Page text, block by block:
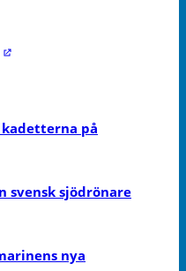
på
svensk sjödrönare
nya